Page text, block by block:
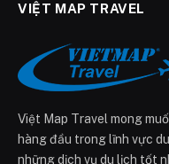
VIỆT MAP TRAVEL
Việt Map Travel mong
hàng đầu trong lĩnh vực
những dịch vụ du lịch tốt